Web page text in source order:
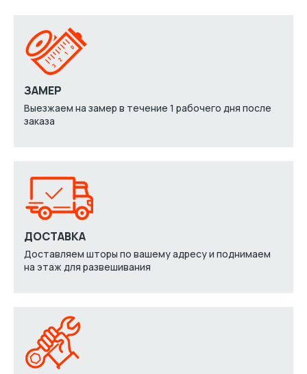
ЗАМЕР
Выезжаем на замер в течение 1 рабочего дня после
заказа
ДОСТАВКА
Доставляем шторы по вашему адресу и поднимаем
на этаж для развешивания